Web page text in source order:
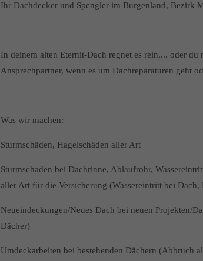
Ihr Dachdecker und Spengler im Burgenland, Bezirk
In deinem alten Eternit-Dach regnet es rein,... oder
Ansprechpartner, wenn es um Dachreparaturen geht
Was wir machen:
Sturmschäden, Hagelschäden aller Art
Sturmschaden bei Dachrinne, Ablaufrohr,
aller Art für die Versicherung (Wassereintritt bei
Neueindeckungen/Neues Dach bei neuen Projekten/
Dächer)
Umdeckarbeiten bei bestehenden Dächern (Abbruch